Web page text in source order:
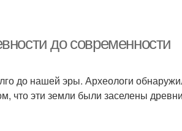
до современности
до нашей эры. Археологи
что эти земли были заселены